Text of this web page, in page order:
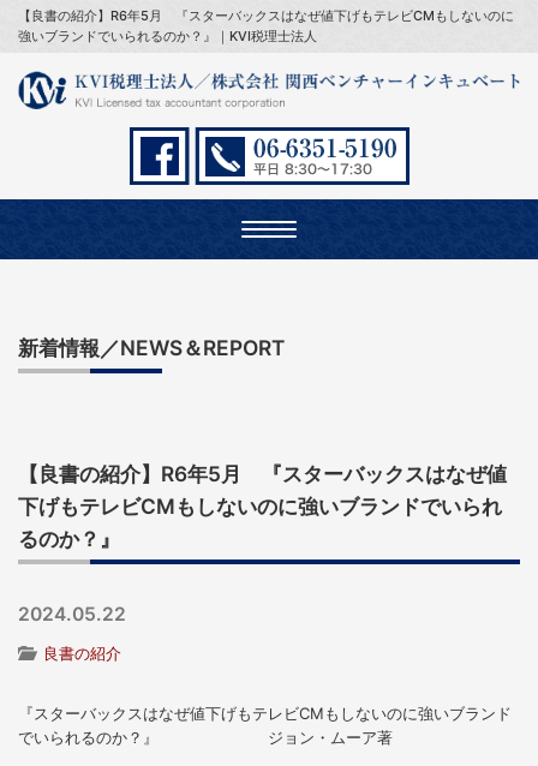
【良書の紹介】R6年5月 『スターバックスはなぜ値下げもテレビCMもしないのに
強いブランドでいられるのか？』｜KVI税理士法人
Toggle
navigation
新着情報／NEWS＆REPORT
【良書の紹介】R6年5月 『スターバックスはなぜ値
下げもテレビCMもしないのに強いブランドでいられ
るのか？』
2024.05.22
良書の紹介
『スターバックスはなぜ値下げもテレビCMもしないのに強いブランド
でいられるのか？』 ジョン・ムーア著